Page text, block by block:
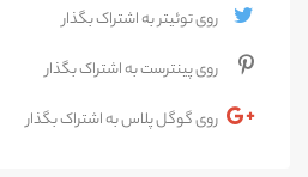
روی توئیتر به اشتراک بگذار
روی پینترست به اشتراک بگذار
روی گوگل پلاس به اشتراک بگذار